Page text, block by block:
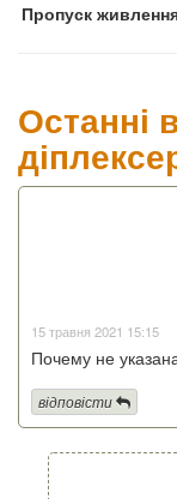
Пропуск
Останні
15 травня 2021 15:15
Почему не
відповісти